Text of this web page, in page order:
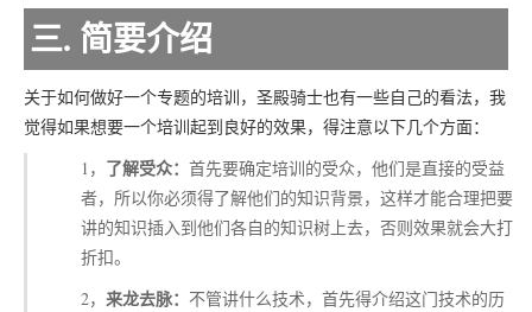
三. 简要介绍
关于如何做好一个专题的培训，圣殿骑士也有一些自己的看法，我
觉得如果想要一个培训起到良好的效果，得注意以下几个方面：
1， 了解受众： 首先要确定培训的受众，他们是直接的受益
者，所以你必须得了解他们的知识背景，这样才能合理把要
讲的知识插入到他们各自的知识树上去，否则效果就会大打
折扣。
2， 来龙去脉： 不管讲什么技术，首先得介绍这门技术的历